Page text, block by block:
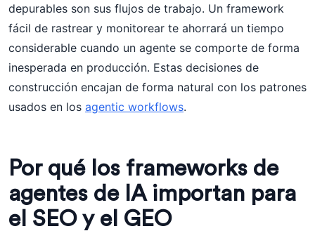
depurables son sus flujos de trabajo. Un framework
fácil de rastrear y monitorear te ahorrará un tiempo
considerable cuando un agente se comporte de forma
inesperada en producción. Estas decisiones de
construcción encajan de forma natural con los patrones
usados en los agentic workflows.
Por qué los frameworks de
agentes de IA importan para
el SEO y el GEO